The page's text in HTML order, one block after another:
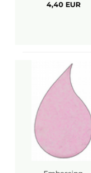
4,40 EUR